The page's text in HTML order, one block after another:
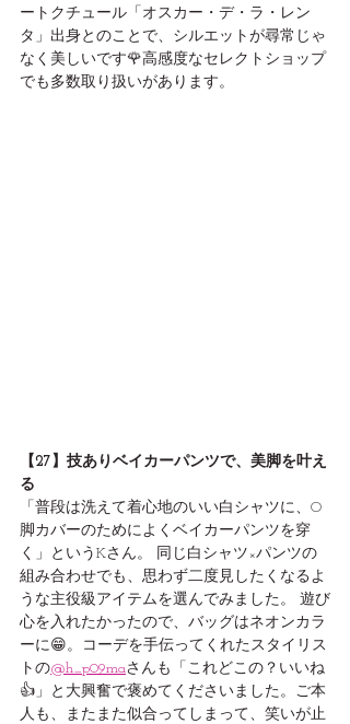
ートクチュール「オスカー・デ・ラ・レン
タ」出身とのことで、シルエットが尋常じゃ
なく美しいです🌹高感度なセレクトショップ
でも多数取り扱いがあります。
【27】技ありベイカーパンツで、美脚を叶え
る
「普段は洗えて着心地のいい白シャツに、O
脚カバーのためによくベイカーパンツを穿
く」というKさん。 同じ白シャツ×パンツの
組み合わせでも、思わず二度見したくなるよ
うな主役級アイテムを選んでみました。 遊び
心を入れたかったので、バッグはネオンカラ
ーに😁。コーデを手伝ってくれたスタイリス
トの@h_p09maさんも「これどこの？いいね
👍」と大興奮で褒めてくださいました。ご本
人も、またまた似合ってしまって、笑いが止